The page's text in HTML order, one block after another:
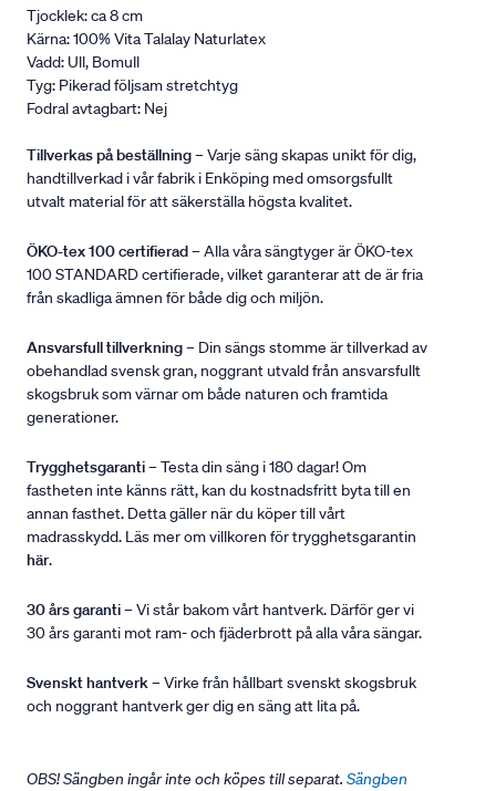
Tjocklek: ca 8 cm
Kärna: 100% Vita Talalay Naturlatex
Vadd: Ull, Bomull
Tyg: Pikerad följsam stretchtyg
Fodral avtagbart: Nej
Tillverkas på beställning– Varje säng skapas unikt för dig,
handtillverkad i vår fabrik i Enköping med omsorgsfullt
utvalt material för att säkerställa högsta kvalitet.
ÖKO-tex 100 certifierad– Alla våra sängtyger är ÖKO-tex
100 STANDARD certifierade, vilket garanterar att de är fria
från skadliga ämnen för både dig och miljön.
Ansvarsfull tillverkning– Din sängs stomme är tillverkad av
obehandlad svensk gran, noggrant utvald från ansvarsfullt
skogsbruk som värnar om både naturen och framtida
generationer.
Trygghetsgaranti– Testa din säng i 180 dagar! Om
fastheten inte känns rätt, kan du kostnadsfritt byta till en
annan fasthet. Detta gäller när du köper till vårt
madrasskydd. Läs mer om villkoren för trygghetsgarantin
här.
30 års garanti– Vi står bakom vårt hantverk. Därför ger vi
30 års garanti mot ram- och fjäderbrott på alla våra sängar.
Svenskt hantverk– Virke från hållbart svenskt skogsbruk
och noggrant hantverk ger dig en säng att lita på.
OBS! Sängben ingår inte och köpes till separat. Sängben